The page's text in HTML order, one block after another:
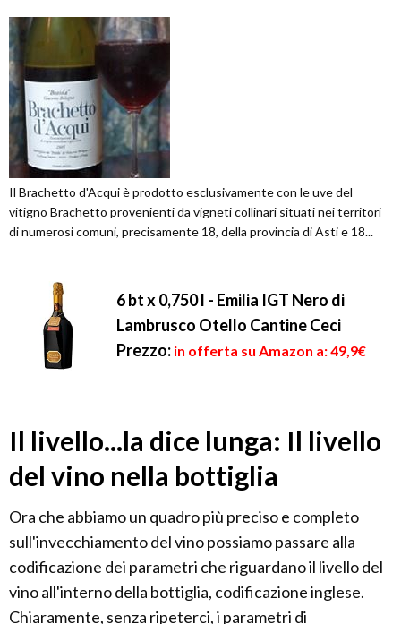
Il Brachetto d'Acqui è prodotto esclusivamente con le uve del
vitigno Brachetto provenienti da vigneti collinari situati nei territori
di numerosi comuni, precisamente 18, della provincia di Asti e 18...
6 bt x 0,750 l - Emilia IGT Nero di
Lambrusco Otello Cantine Ceci
Prezzo: in offerta su Amazon a: 49,9€
Il livello...la dice lunga: Il livello
del vino nella bottiglia
Ora che abbiamo un quadro più preciso e completo
sull'invecchiamento del vino possiamo passare alla
codificazione dei parametri che riguardano il livello del
vino all'interno della bottiglia, codificazione inglese.
Chiaramente, senza ripeterci, i parametri di